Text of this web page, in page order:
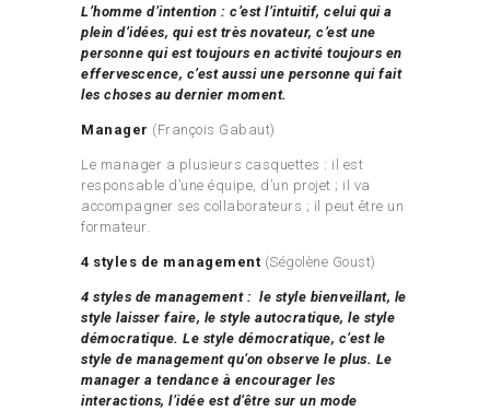
L’homme d’intention : c’est l’intuitif, celui qui a
plein d’idées, qui est très novateur, c’est une
personne qui est toujours en activité toujours en
effervescence, c’est aussi une personne qui fait
les choses au dernier moment.
Manager (François Gabaut)
Le manager a plusieurs casquettes : il est
responsable d’une équipe, d’un projet ; il va
accompagner ses collaborateurs ; il peut être un
formateur.
4 styles de management (Ségolène Goust)
4 styles de management : le style bienveillant, le
style laisser faire, le style autocratique, le style
démocratique. Le style démocratique, c’est le
style de management qu’on observe le plus. Le
manager a tendance à encourager les
interactions, l’idée est d’être sur un mode